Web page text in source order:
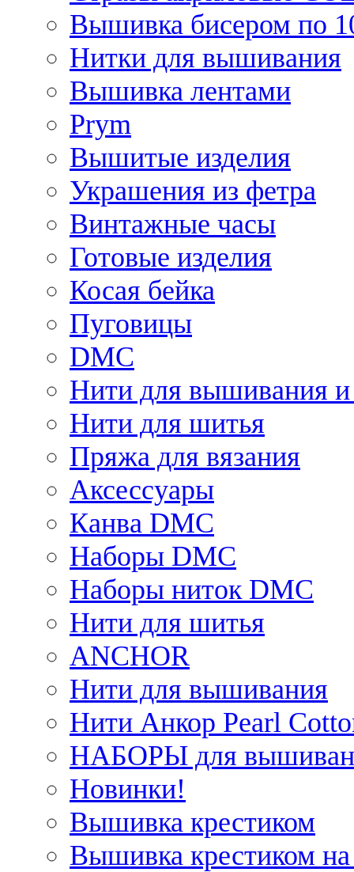
Вышивка бисером по
Нитки для вышивания
Вышивка лентами
Prym
Вышитые изделия
Украшения из фетра
Винтажные часы
Готовые изделия
Косая бейка
Пуговицы
DMC
Нити для вышивания и
Нити для шитья
Пряжа для вязания
Аксессуары
Канва DMC
Наборы DMC
Наборы ниток DMC
Нити для шитья
ANCHOR
Нити для вышивания
Нити Анкор Pearl
НАБОРЫ для
Новинки!
Вышивка крестиком
Вышивка крестиком